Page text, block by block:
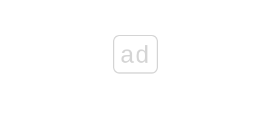
ad